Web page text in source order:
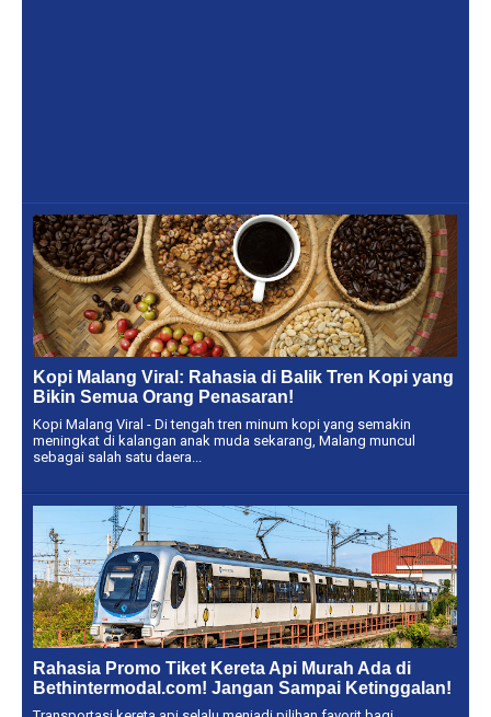
Kopi Malang Viral: Rahasia di Balik Tren Kopi yang
Bikin Semua Orang Penasaran!
Kopi Malang Viral - Di tengah tren minum kopi yang semakin
meningkat di kalangan anak muda sekarang, Malang muncul
sebagai salah satu daera...
Rahasia Promo Tiket Kereta Api Murah Ada di
Bethintermodal.com! Jangan Sampai Ketinggalan!